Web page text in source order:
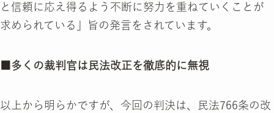
と信頼に応え得るよう不断に努力を重ねていくことが
求められている」旨の発言をされています。
■多くの裁判官は民法改正を徹底的に無視
以上から明らかですが、今回の判決は、民法766条の改